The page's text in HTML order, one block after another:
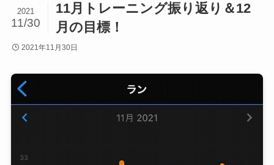
11月トレーニング振り返り＆12
月の目標！
2021
11/30
2021年11月30日